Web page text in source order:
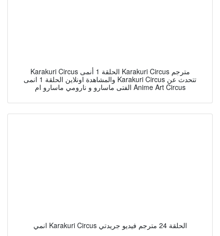
Karakuri Circus الحلقة 1 أنمى Karakuri Circus مترجم
والمشاهدة اونلاين الحلقة 1 انمى Karakuri Circus تتحدث عن
الفتى ماسارو و نارومي ماسارو ام Anime Art Circus
انمي Karakuri Circus الحلقة 24 مترجم فيديو جريدتي